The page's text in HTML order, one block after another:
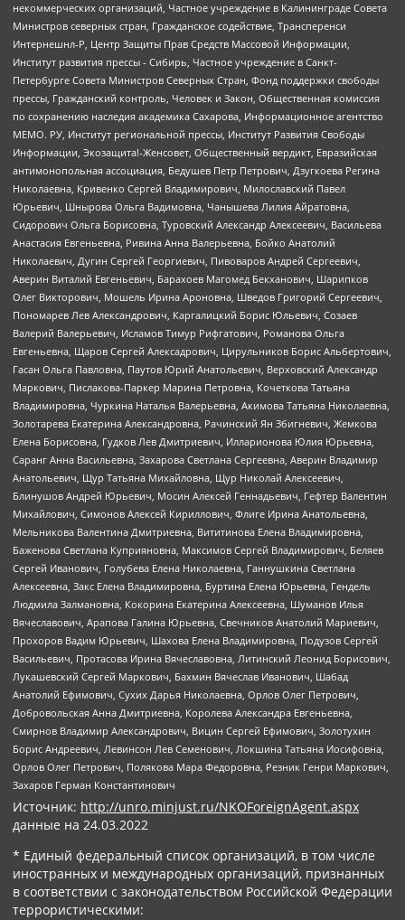
некоммерческих организаций, Частное учреждение в Калининграде Совета
Министров северных стран, Гражданское содействие, Трансперенси
Интернешнл-Р, Центр Защиты Прав Средств Массовой Информации,
Институт развития прессы - Сибирь, Частное учреждение в Санкт-
Петербурге Совета Министров Северных Стран, Фонд поддержки свободы
прессы, Гражданский контроль, Человек и Закон, Общественная комиссия
по сохранению наследия академика Сахарова, Информационное агентство
МЕМО. РУ, Институт региональной прессы, Институт Развития Свободы
Информации, Экозащита!-Женсовет, Общественный вердикт, Евразийская
антимонопольная ассоциация, Бедушев Петр Петрович, Дзугкоева Регина
Николаевна, Кривенко Сергей Владимирович, Милославский Павел
Юрьевич, Шнырова Ольга Вадимовна, Чанышева Лилия Айратовна,
Сидорович Ольга Борисовна, Туровский Александр Алексеевич, Васильева
Анастасия Евгеньевна, Ривина Анна Валерьевна, Бойко Анатолий
Николаевич, Дугин Сергей Георгиевич, Пивоваров Андрей Сергеевич,
Аверин Виталий Евгеньевич, Барахоев Магомед Бекханович, Шарипков
Олег Викторович, Мошель Ирина Ароновна, Шведов Григорий Сергеевич,
Пономарев Лев Александрович, Каргалицкий Борис Юльевич, Созаев
Валерий Валерьевич, Исламов Тимур Рифгатович, Романова Ольга
Евгеньевна, Щаров Сергей Алексадрович, Цирульников Борис Альбертович,
Гасан Ольга Павловна, Паутов Юрий Анатольевич, Верховский Александр
Маркович, Пислакова-Паркер Марина Петровна, Кочеткова Татьяна
Владимировна, Чуркина Наталья Валерьевна, Акимова Татьяна Николаевна,
Золотарева Екатерина Александровна, Рачинский Ян Збигневич, Жемкова
Елена Борисовна, Гудков Лев Дмитриевич, Илларионова Юлия Юрьевна,
Саранг Анна Васильевна, Захарова Светлана Сергеевна, Аверин Владимир
Анатольевич, Щур Татьяна Михайловна, Щур Николай Алексеевич,
Блинушов Андрей Юрьевич, Мосин Алексей Геннадьевич, Гефтер Валентин
Михайлович, Симонов Алексей Кириллович, Флиге Ирина Анатольевна,
Мельникова Валентина Дмитриевна, Вититинова Елена Владимировна,
Баженова Светлана Куприяновна, Максимов Сергей Владимирович, Беляев
Сергей Иванович, Голубева Елена Николаевна, Ганнушкина Светлана
Алексеевна, Закс Елена Владимировна, Буртина Елена Юрьевна, Гендель
Людмила Залмановна, Кокорина Екатерина Алексеевна, Шуманов Илья
Вячеславович, Арапова Галина Юрьевна, Свечников Анатолий Мариевич,
Прохоров Вадим Юрьевич, Шахова Елена Владимировна, Подузов Сергей
Васильевич, Протасова Ирина Вячеславовна, Литинский Леонид Борисович,
Лукашевский Сергей Маркович, Бахмин Вячеслав Иванович, Шабад
Анатолий Ефимович, Сухих Дарья Николаевна, Орлов Олег Петрович,
Добровольская Анна Дмитриевна, Королева Александра Евгеньевна,
Смирнов Владимир Александрович, Вицин Сергей Ефимович, Золотухин
Борис Андреевич, Левинсон Лев Семенович, Локшина Татьяна Иосифовна,
Орлов Олег Петрович, Полякова Мара Федоровна, Резник Генри Маркович,
Захаров Герман Константинович
Источник: http://unro.minjust.ru/NKOForeignAgent.aspx
данные на 24.03.2022
* Единый федеральный список организаций, в том числе
иностранных и международных организаций, признанных
в соответствии с законодательством Российской Федерации
террористическими: